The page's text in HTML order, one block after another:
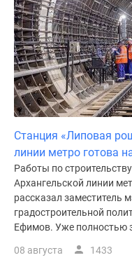
Станция «Липовая
линии метро готова
Работы по
Архангельской линии
рассказал заместитель
градостроительной
Ефимов. Уже полностью
08 августа 1433